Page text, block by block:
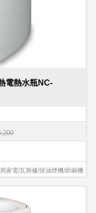
電熱水瓶NC-
家電/瓦斯爐/排油煙機/烘碗機